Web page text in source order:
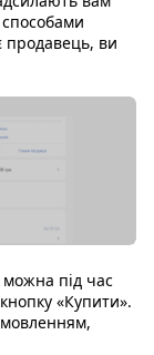
продавець, ви
можна під час
«Купити».